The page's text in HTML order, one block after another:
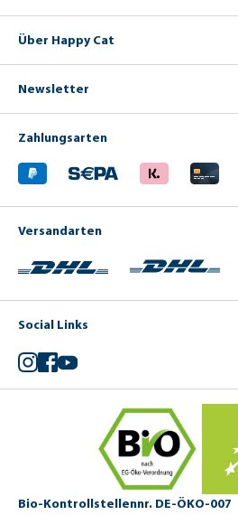
Über Happy Cat
Newsletter
Zahlungsarten
Versandarten
Social Links
Instagram
Facebook
YouTube
Bio-Kontrollstellennr. DE-ÖKO-007